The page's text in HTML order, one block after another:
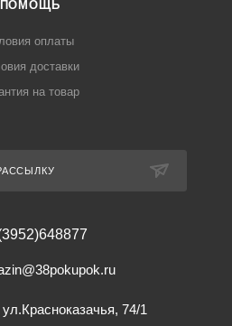
ПОМОЩЬ
оплаты
доставки
на товар
ул.Красноказачья, 74/1